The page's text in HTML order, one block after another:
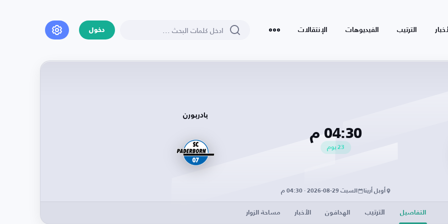
الترتيب الفيديوهات الإنتقالات دخول
04:30 م
23 يوم
بادربورن
أوبل أرينا السبت 29-08-2026 · 04:30 م
التفاصيل الترتيب الهدافون الأخبار مساحة الزوار